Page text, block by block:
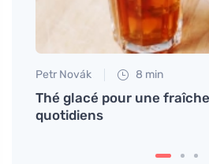
Petr Novák 8 min
Thé glacé pour une
quotidiens